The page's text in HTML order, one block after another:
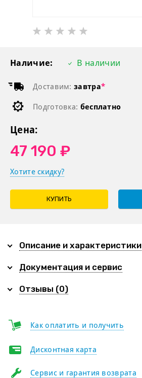
Наличие: В наличии
Доставим: завтра*
Подготовка: бесплатно
Цена:
47 190 ₽
Хотите скидку?
КУПИТЬ
Описание и характеристики
Документация и сервис
Отзывы (0)
Как оплатить и получить
Дисконтная карта
Сервис и гарантия возврата